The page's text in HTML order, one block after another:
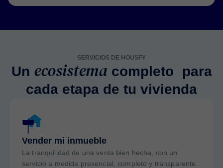
SERVICIOS DE HOUSFY
Un ecosistema completo para
cada etapa de tu vivienda
Vender mi inmueble
La tranquilidad de una venta bien hecha, con un
servicio a medida presencial, completo y transparente.